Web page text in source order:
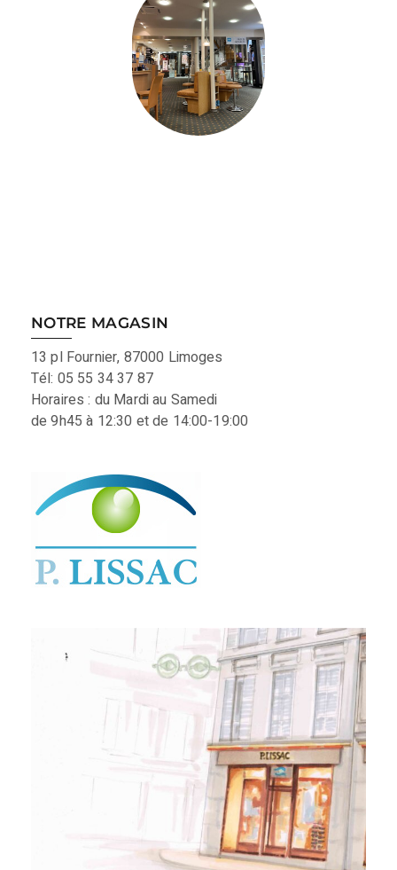
NOTRE MAGASIN
13 pl Fournier, 87000 Limoges
Tél: 05 55 34 37 87
Horaires : du Mardi au Samedi
de 9h45 à 12:30 et de 14:00-19:00